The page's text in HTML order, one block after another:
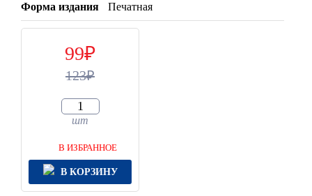
Форма издания Печатная
99
123
шт
В ИЗБРАННОЕ
В КОРЗИНУ